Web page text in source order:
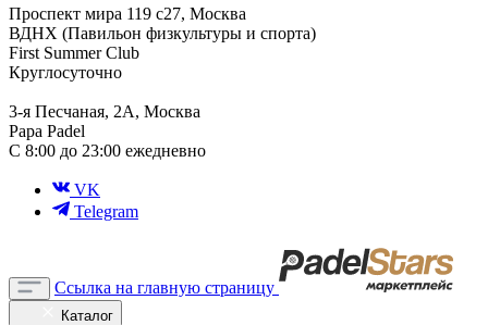
Проспект мира 119 с27, Москва
ВДНХ (Павильон физкультуры и спорта)
First Summer Club
Круглосуточно
3-я Песчаная, 2А, Москва
Papa Padel
С 8:00 до 23:00 ежедневно
VK
Telegram
Ссылка на главную страницу
Каталог